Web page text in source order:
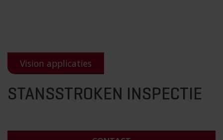
Vision applicaties
STANSSTROKEN INSPECTIE